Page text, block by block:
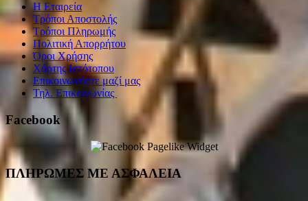
Η Εταιρεία
Τρόποι Αποστολής
Τρόποι Πληρωμής
Πολιτική Απορρήτου
Όροι Χρήσης
Χάρτης Ιστότοπου
Επικοινωνήστε μαζί μας
Τηλ. Επικοινωνίας
Facebook
ΠΛΗΡΩΜΕΣ ΜΕ ΑΣΦΑΛΕΙΑ